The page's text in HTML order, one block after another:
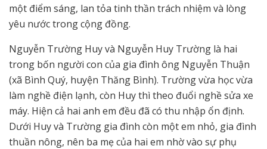
một điểm sáng, lan tỏa tinh thần trách nhiệm và lòng
yêu nước trong cộng đồng.
Nguyễn Trường Huy và Nguyễn Huy Trường là hai
trong bốn người con của gia đình ông Nguyễn Thuận
(xã Bình Quý, huyện Thăng Bình). Trường vừa học vừa
làm nghề điện lạnh, còn Huy thì theo đuổi nghề sửa xe
máy. Hiện cả hai anh em đều đã có thu nhập ổn định.
Dưới Huy và Trường gia đình còn một em nhỏ, gia đình
thuần nông, nên ba mẹ của hai em nhờ vào sự phụ